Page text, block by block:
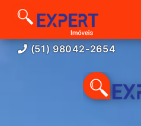
(51) 98042-2654